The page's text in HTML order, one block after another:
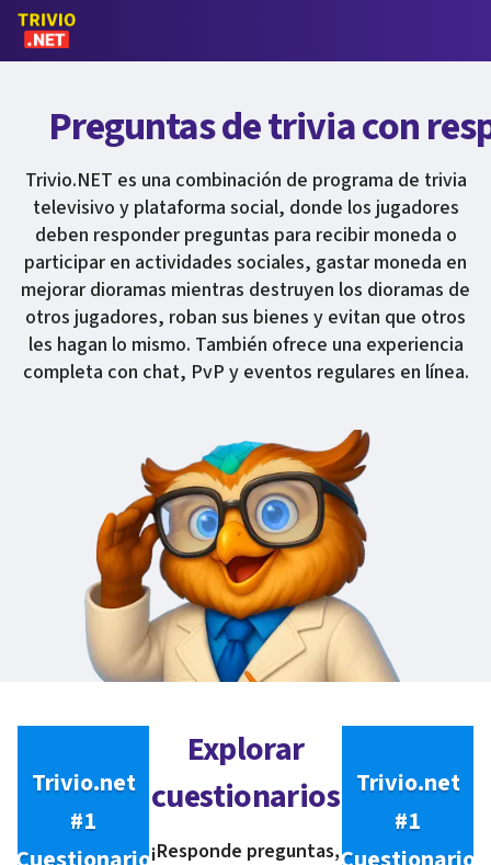
Preguntas de trivia con
Trivio.NET es una combinación de programa de trivia
televisivo y plataforma social, donde los jugadores
deben responder preguntas para recibir moneda o
participar en actividades sociales, gastar moneda en
mejorar dioramas mientras destruyen los dioramas de
otros jugadores, roban sus bienes y evitan que otros
les hagan lo mismo. También ofrece una experiencia
completa con chat, PvP y eventos regulares en línea.
Trivio.net
#1
Explorar
cuestionarios
¡Responde preguntas,
Trivio.net
#1